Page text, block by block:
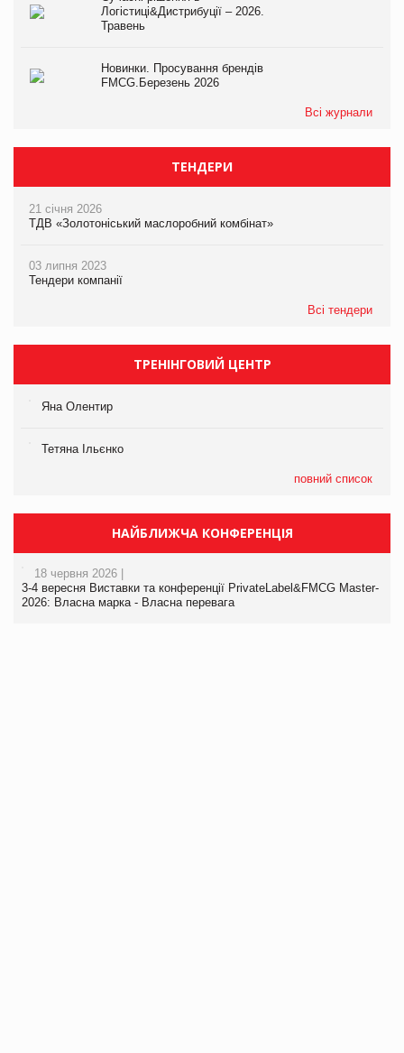
Логістиці&Дистрибуції – 2026.
Травень
Новинки. Просування брендів
FMCG.Березень 2026
Всі журнали
ТЕНДЕРИ
21 січня 2026
ТДВ «Золотоніський маслоробний комбінат»
03 липня 2023
Тендери компанії
Всі тендери
ТРЕНІНГОВИЙ ЦЕНТР
Яна Олентир
Тетяна Ільєнко
повний список
НАЙБЛИЖЧА КОНФЕРЕНЦІЯ
18 червня 2026 |
3-4 вересня Виставки та конференції PrivateLabel&FMCG Master-
2026: Власна марка - Власна перевага